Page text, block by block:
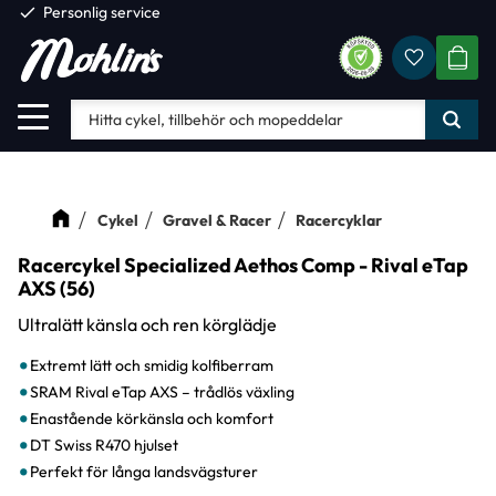
Meny
check Personlig service
Cykel Gravel & Racer Racercyklar
Racercykel Specialized Aethos Comp - Rival eTap
AXS (56)
Ultralätt känsla och ren körglädje
Extremt lätt och smidig kolfiberram
SRAM Rival eTap AXS – trådlös växling
Enastående körkänsla och komfort
DT Swiss R470 hjulset
Perfekt för långa landsvägsturer